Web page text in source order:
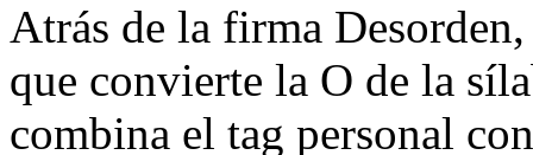
Atrás de la firma
que convierte la O de la
combina el tag personal